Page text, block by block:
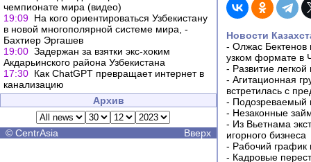
чемпионате мира (видео)
19:09 На кого ориентироваться Узбекистану
в новой многополярной системе мира, -
Бахтиер Эргашев
19:00 Задержан за взятки экс-хоким
Акдарьинского района Узбекистана
17:30 Как ChatGPT превращает интернет в
канализацию
Архив
© CentrAsia Вверх
Новости
- Олжас Бектенов
узком формате в
- Развитие
- Агитационная
встретилась с
- Подозреваемый
- Незаконные
- Из Вьетнама
игорного бизнеса
- Рабочий график
- Кадровые